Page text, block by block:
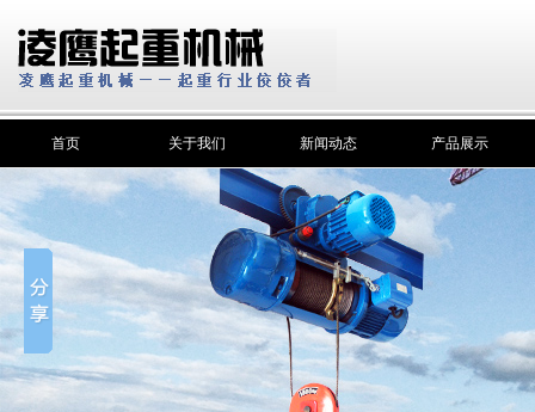
首页 关于我们 新闻动态 产品展示